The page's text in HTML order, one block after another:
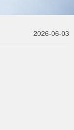
2026-06-03